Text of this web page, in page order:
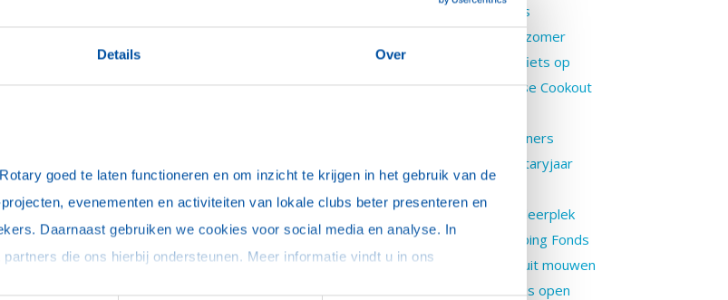
Details Over
goed te laten functioneren en om inzicht te krijgen in het gebruik van de
evenementen en activiteiten van lokale clubs beter presenteren en
Daarnaast gebruiken we cookies voor social media en analyse. In
Kinderen Purmerend een
Op stap met de summercamp kids
Bewoners van Zuidland vieren de zomer
‘Heel Purmerend Bakt’ levert bakfiets op
Cactus in de prijzen bij Waterlandse Cookout
Muzikaal uitje voor Zuidland-bewoners
Waardevolle start 2e helft van Rotaryjaar
Rotary deelt kerstpakketten uit
Grandcafé in ‘Heel Europa’ mooie leerplek
HIV/Aids bestrijding via Simon Ebbing Fonds
Fellowship-weekend met handen uit mouwen
Nieuwe kabelbaan in Kinderparadijs open